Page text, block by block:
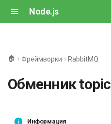
Node.js
ц
🏠 Фреймворки RabbitMQ
Обменник topic
Информация